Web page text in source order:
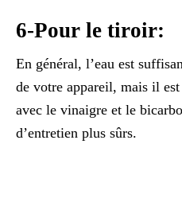
6-Pour le tiroir:
En général, l’eau est
de votre appareil, mais il
avec le vinaigre et le
d’entretien plus sûrs.